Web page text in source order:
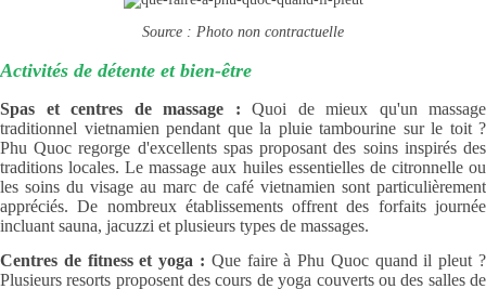
Source : Photo non contractuelle
Activités de détente et bien-être
Spas et centres de massage : Quoi de mieux qu'un massage
traditionnel vietnamien pendant que la pluie tambourine sur le toit ?
Phu Quoc regorge d'excellents spas proposant des soins inspirés des
traditions locales. Le massage aux huiles essentielles de citronnelle ou
les soins du visage au marc de café vietnamien sont particulièrement
appréciés. De nombreux établissements offrent des forfaits journée
incluant sauna, jacuzzi et plusieurs types de massages.
Centres de fitness et yoga : Que faire à Phu Quoc quand il pleut ?
Plusieurs resorts proposent des cours de yoga couverts ou des salles de